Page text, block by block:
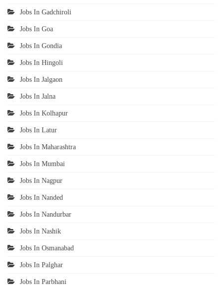
Jobs In Gadchiroli
Jobs In Goa
Jobs In Gondia
Jobs In Hingoli
Jobs In Jalgaon
Jobs In Jalna
Jobs In Kolhapur
Jobs In Latur
Jobs In Maharashtra
Jobs In Mumbai
Jobs In Nagpur
Jobs In Nanded
Jobs In Nandurbar
Jobs In Nashik
Jobs In Osmanabad
Jobs In Palghar
Jobs In Parbhani